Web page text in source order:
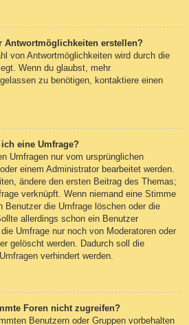
Antwortmöglichkeiten erstellen?
von Antwortmöglichkeiten wird durch die
Wenn du glaubst, mehr
zu benötigen, kontaktiere einen
eine Umfrage?
Umfragen nur vom ursprünglichen
einem Administrator bearbeitet werden.
ändere den ersten Beitrag des Themas;
verknüpft. Wenn niemand eine Stimme
Benutzer die Umfrage löschen oder die
allerdings schon ein Benutzer
Umfrage nur noch von Moderatoren oder
gelöscht werden. Dadurch soll die
verhindert werden.
Foren nicht zugreifen?
Benutzern oder Gruppen vorbehalten